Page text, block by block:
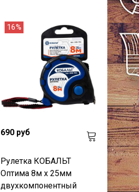
16%
690 руб
Рулетка КОБАЛЬТ
Оптима 8м x 25мм
двухкомпонентный